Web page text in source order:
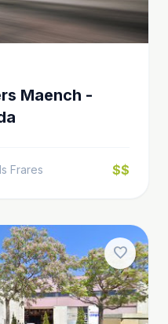
Maench -
Frares $$
favorite